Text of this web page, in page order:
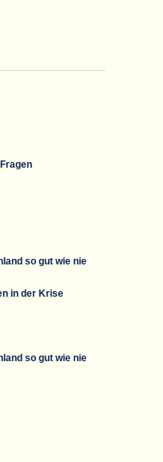
so gut wie nie
in der Krise
so gut wie nie